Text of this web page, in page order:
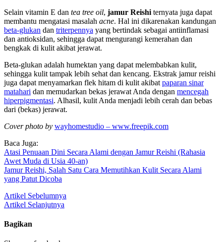
Selain vitamin E dan tea tree oil, jamur Reishi ternyata juga dapat
membantu mengatasi masalah acne. Hal ini dikarenakan kandungan
beta-glukan dan triterpennya yang bertindak sebagai antiinflamasi
dan antioksidan, sehingga dapat mengurangi kemerahan dan
bengkak di kulit akibat jerawat.
Beta-glukan adalah humektan yang dapat melembabkan kulit,
sehingga kulit tampak lebih sehat dan kencang. Ekstrak jamur reishi
juga dapat menyamarkan flek hitam di kulit akibat paparan sinar
matahari dan memudarkan bekas jerawat Anda dengan mencegah
hiperpigmentasi. Alhasil, kulit Anda menjadi lebih cerah dan bebas
dari (bekas) jerawat.
Cover photo by wayhomestudio – www.freepik.com
Baca Juga:
Atasi Penuaan Dini Secara Alami dengan Jamur Reishi (Rahasia
Awet Muda di Usia 40-an)
Jamur Reishi, Salah Satu Cara Memutihkan Kulit Secara Alami
yang Patut Dicoba
Artikel Sebelumnya
Artikel Selanjutnya
Bagikan